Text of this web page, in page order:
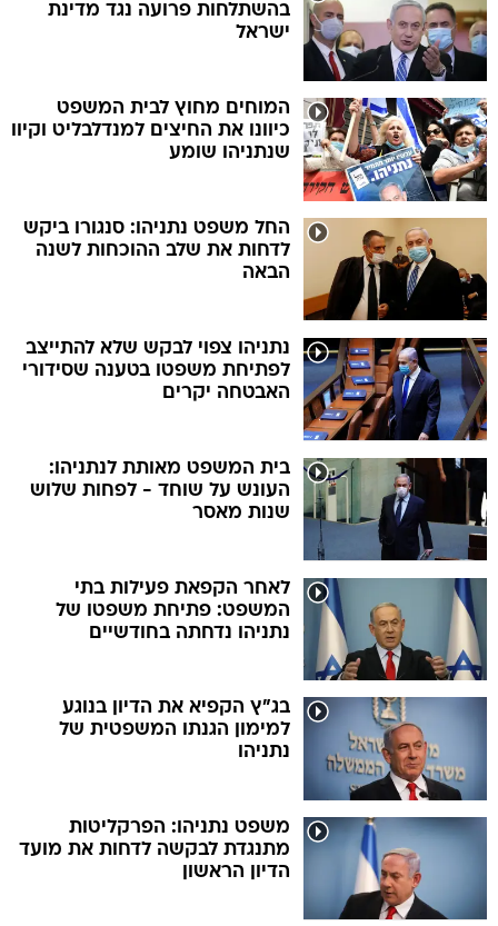
בהשתלחות פרועה נגד מדינת
ישראל
המוחים מחוץ לבית המשפט
כיוונו את החיצים למנדלבליט וקיוו
שנתניהו שומע
החל משפט נתניהו: סנגורו ביקש
לדחות את שלב ההוכחות לשנה
הבאה
נתניהו צפוי לבקש שלא להתייצב
לפתיחת משפטו בטענה שסידורי
האבטחה יקרים
בית המשפט מאותת לנתניהו:
העונש על שוחד - לפחות שלוש
שנות מאסר
לאחר הקפאת פעילות בתי
המשפט: פתיחת משפטו של
נתניהו נדחתה בחודשיים
בג"ץ הקפיא את הדיון בנוגע
למימון הגנתו המשפטית של
נתניהו
משפט נתניהו: הפרקליטות
מתנגדת לבקשה לדחות את מועד
הדיון הראשון